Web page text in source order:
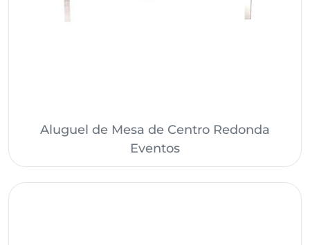
Aluguel de Mesa de Centro Redonda
Eventos